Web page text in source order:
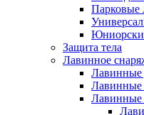
Парковые
Защита тела
Лавинное
Лавинные
Лавинные
Лавинные